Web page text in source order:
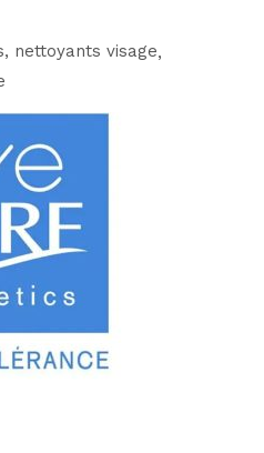
nettoyants visage